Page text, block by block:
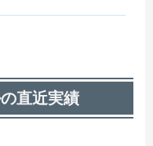
直近実績